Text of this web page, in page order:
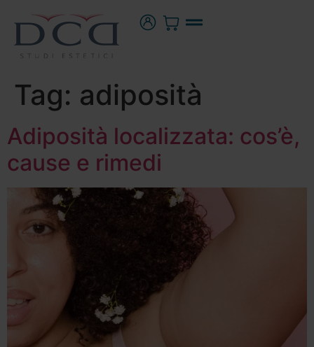
Tag: adiposità
Adiposità localizzata: cos’è,
cause e rimedi